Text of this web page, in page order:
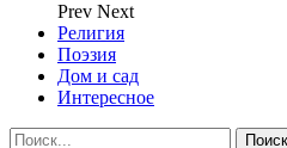
Prev Next
Религия
Поэзия
Дом и сад
Интересное